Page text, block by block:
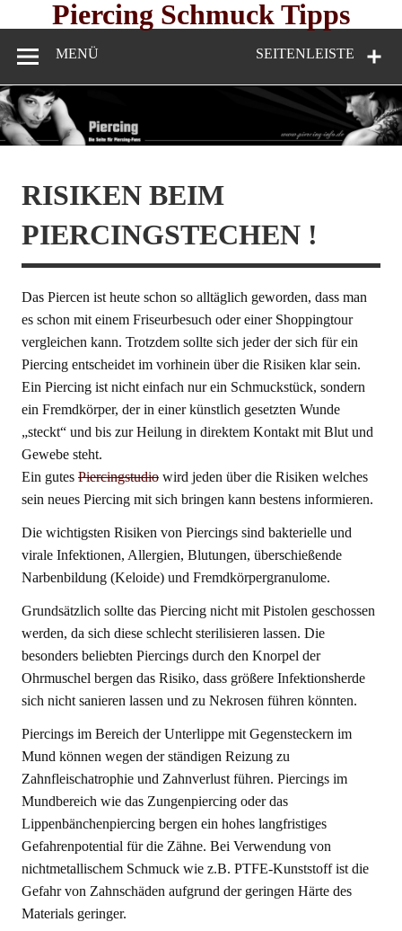
Piercing Schmuck Tipps
SEITENLEISTE
MENÜ
RISIKEN BEIM
PIERCINGSTECHEN !
Das Piercen ist heute schon so alltäglich geworden, dass man
es schon mit einem Friseurbesuch oder einer Shoppingtour
vergleichen kann. Trotzdem sollte sich jeder der sich für ein
Piercing entscheidet im vorhinein über die Risiken klar sein.
Ein Piercing ist nicht einfach nur ein Schmuckstück, sondern
ein Fremdkörper, der in einer künstlich gesetzten Wunde
„steckt“ und bis zur Heilung in direktem Kontakt mit Blut und
Gewebe steht.
Ein gutes Piercingstudio wird jeden über die Risiken welches
sein neues Piercing mit sich bringen kann bestens informieren.
Die wichtigsten Risiken von Piercings sind bakterielle und
virale Infektionen, Allergien, Blutungen, überschießende
Narbenbildung (Keloide) und Fremdkörpergranulome.
Grundsätzlich sollte das Piercing nicht mit Pistolen geschossen
werden, da sich diese schlecht sterilisieren lassen. Die
besonders beliebten Piercings durch den Knorpel der
Ohrmuschel bergen das Risiko, dass größere Infektionsherde
sich nicht sanieren lassen und zu Nekrosen führen könnten.
Piercings im Bereich der Unterlippe mit Gegensteckern im
Mund können wegen der ständigen Reizung zu
Zahnfleischatrophie und Zahnverlust führen. Piercings im
Mundbereich wie das Zungenpiercing oder das
Lippenbänchenpiercing bergen ein hohes langfristiges
Gefahrenpotential für die Zähne. Bei Verwendung von
nichtmetallischem Schmuck wie z.B. PTFE-Kunststoff ist die
Gefahr von Zahnschäden aufgrund der geringen Härte des
Materials geringer.